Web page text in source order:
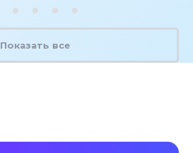
Показать все